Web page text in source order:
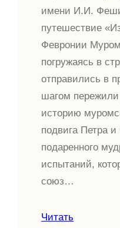
имени И.И.
путешествие
Февронии
погружаясь в
отправились в
шагом
историю
подвига Петра и
подаренного
испытаний,
союз…
Читать